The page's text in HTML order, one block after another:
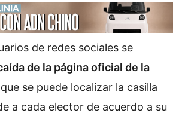
de redes sociales se
de la página oficial de la
se puede localizar la casilla
a cada elector de acuerdo a su